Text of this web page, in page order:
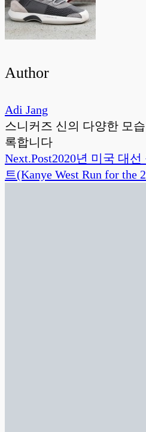
Author
Adi Jang
스니커즈 신의 다양한 모
록합니다
Next.Post2020년 미국 대
트(Kanye West Run for the